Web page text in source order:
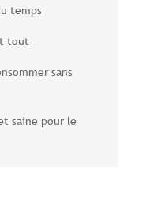
temps
tout
sans
saine pour le